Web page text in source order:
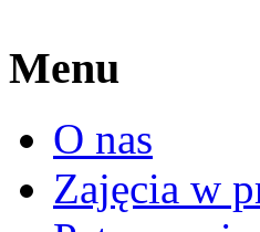
Menu
O nas
Zajęcia w